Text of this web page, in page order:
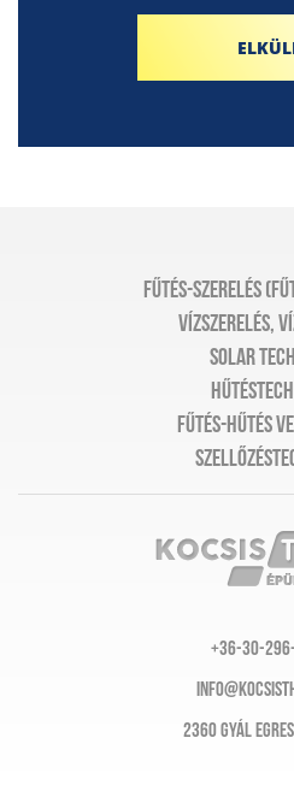
Fűtés-szerelés
Vízszerelés,
Solar
Fűtés-hűtés
+36-30-
2360 Gyál